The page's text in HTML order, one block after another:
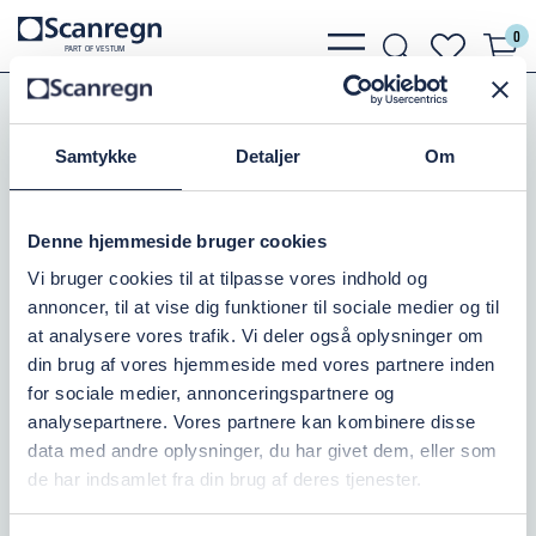
Samtykke Detaljer Om
Denne hjemmeside bruger cookies
Vi bruger cookies til at tilpasse vores indhold og
annoncer, til at vise dig funktioner til sociale medier og til
at analysere vores trafik. Vi deler også oplysninger om
din brug af vores hjemmeside med vores partnere inden
for sociale medier, annonceringspartnere og
analysepartnere. Vores partnere kan kombinere disse
data med andre oplysninger, du har givet dem, eller som
de har indsamlet fra din brug af deres tjenester.
PARTOF VESTUM
bars
light
search
light
heart 0
PE-Rør, Fittings, Kloak
PE-Rør og Slanger
PE RØR250MM/PN16/SORT
Varenr.:
Ikke på lager
3.288,75 DKK inkl. moms
Læg i kurv